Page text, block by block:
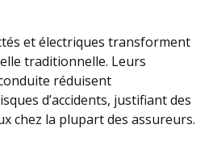
et électriques transforment
traditionnelle. Leurs
réduisent
d’accidents, justifiant des
chez la plupart des assureurs.